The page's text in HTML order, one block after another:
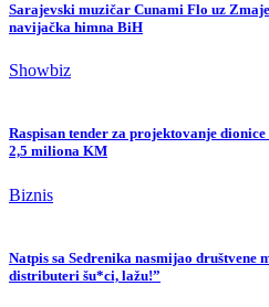
Sarajevski muzičar Cunami Flo uz
navijačka himna BiH
Showbiz
Raspisan tender za projektovanje
2,5 miliona KM
Biznis
Natpis sa Sedrenika nasmijao društvene
distributeri šu*ci, lažu!”